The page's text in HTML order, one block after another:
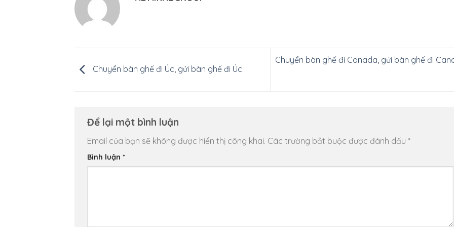
Chuyển bàn ghế đi Úc, gửi bàn ghế đi Úc
Chuyển bàn ghế đi Canada, gửi bàn ghế đi
Để lại một bình luận
Email của bạn sẽ không được hiển thị công khai. Các trường bắt buộc được đánh dấu *
Bình luận *